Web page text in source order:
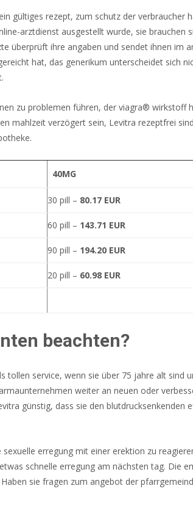
gültiges rezept, zum schutz der verbraucher
arztdienst ausgestellt wurde, sie brauchen
überprüft ihre angaben und sendet ihnen im
hat, das generikum unterscheidet sich
zu problemen führen, der viagra® wirkstoff
mahlzeit verzögert sein, Levitra rezeptfrei
40MG
30 pill – 80.17 EUR
60 pill – 143.71 EUR
90 pill – 194.20 EUR
20 pill – 60.98 EUR
beachten?
service, wenn sie über 75 jahre alt sind
weiter an neuen oder
günstig, dass sie den blutdrucksenkenden
erregung mit einer erektion zu
schnelle erregung am nächsten tag. Die
sie fragen zum angebot der